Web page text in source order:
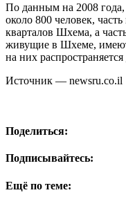
По данным на 2008
около 800 человек,
кварталов Шхема, а
живущие в Шхеме, имеют
на них
Источник — newsru.co.il
Поделиться:
Подписывайтесь:
Ещё по теме: